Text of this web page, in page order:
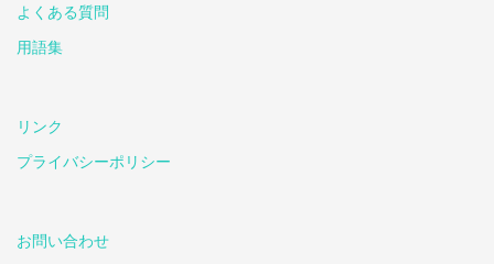
よくある質問
用語集
リンク
プライバシーポリシー
お問い合わせ